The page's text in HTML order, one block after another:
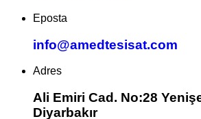
Eposta
info@amedtesisat.com
Adres
Ali Emiri Cad. No:28
Diyarbakır